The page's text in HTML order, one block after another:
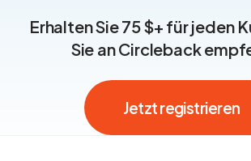
Erhalten Sie 75 $+ für jeden
Sie an Circleback
Jetzt registrieren